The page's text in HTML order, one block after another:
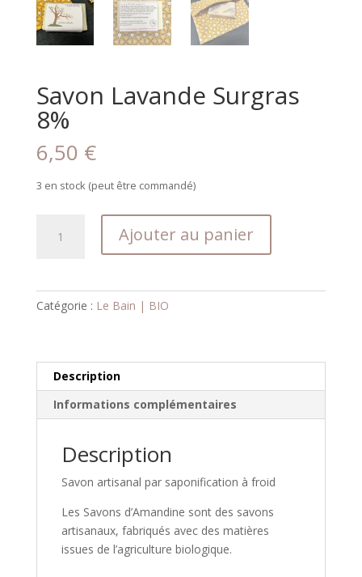
Savon Lavande Surgras
8%
6,50 €
3 en stock (peut être commandé)
Surgras
Ajouter au panier
Catégorie : Le Bain | BIO
Description
Informations complémentaires
Description
Savon artisanal par saponification à froid
Les Savons d’Amandine sont des savons
artisanaux, fabriqués avec des matières
issues de l’agriculture biologique.